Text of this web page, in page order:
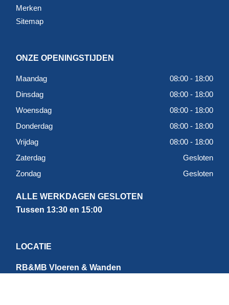
Merken
Sitemap
ONZE OPENINGSTIJDEN
Maandag
08:00 - 18:00
Dinsdag
08:00 - 18:00
Woensdag
08:00 - 18:00
Donderdag
08:00 - 18:00
Vrijdag
08:00 - 18:00
Zaterdag
Gesloten
Zondag
Gesloten
ALLE WERKDAGEN GESLOTEN
Tussen 13:30 en 15:00
LOCATIE
RB&MB Vloeren & Wanden